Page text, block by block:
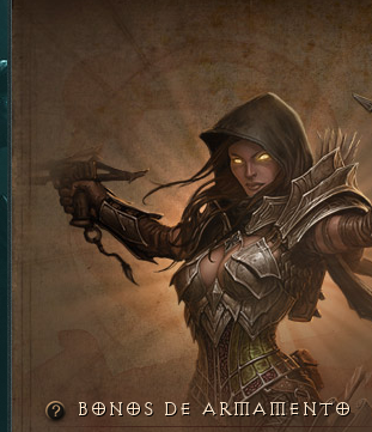
BONOS DE ARMAMENTO